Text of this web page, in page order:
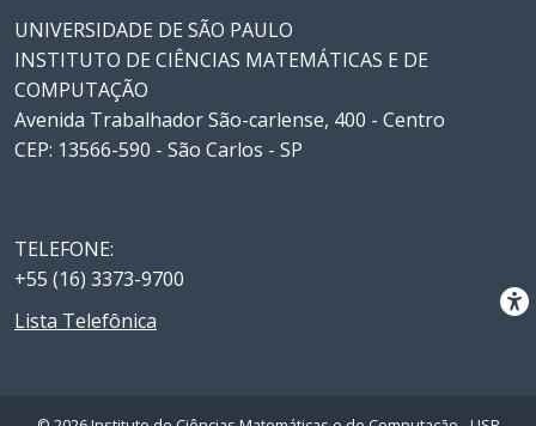
UNIVERSIDADE DE SÃO PAULO
INSTITUTO DE CIÊNCIAS MATEMÁTICAS E DE
COMPUTAÇÃO
Avenida Trabalhador São-carlense, 400 - Centro
CEP: 13566-590 - São Carlos - SP
TELEFONE:
+55 (16) 3373-9700
Lista Telefônica